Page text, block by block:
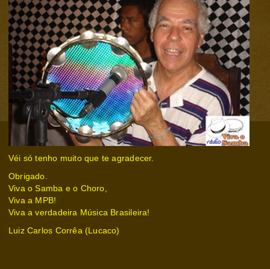
Véi só tenho muito que te agradecer.
Obrigado.
Viva o Samba e o Choro,
Viva a MPB!
Viva a verdadeira Música Brasileira!
Luiz Carlos Corrêa (Lucaco)